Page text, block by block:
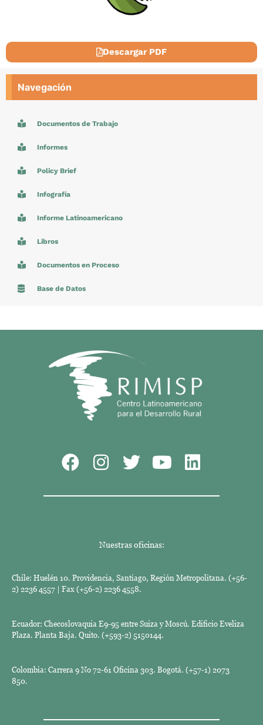
Descargar PDF
Navegación
Documentos de Trabajo
Informes
Policy Brief
Infografía
Informe Latinoamericano
Libros
Documentos en Proceso
Base de Datos
Nuestras oficinas:
Chile: Huelén 10. Providencia, Santiago, Región Metropolitana. (+56-
2) 2236 4557 | Fax (+56-2) 2236 4558.
Ecuador: Checoslovaquia E9-95 entre Suiza y Moscú. Edificio Eveliza
Plaza. Planta Baja. Quito. (+593-2) 5150144.
Colombia: Carrera 9 No 72-61 Oficina 303. Bogotá. (+57-1) 2073
850.